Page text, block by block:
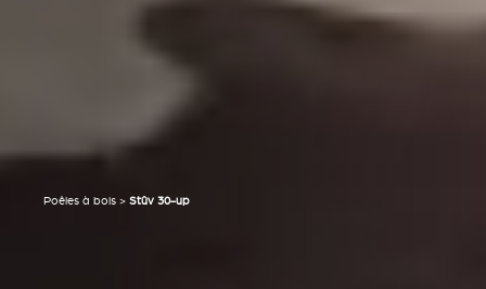
Poêles à bois > Stûv 30-up